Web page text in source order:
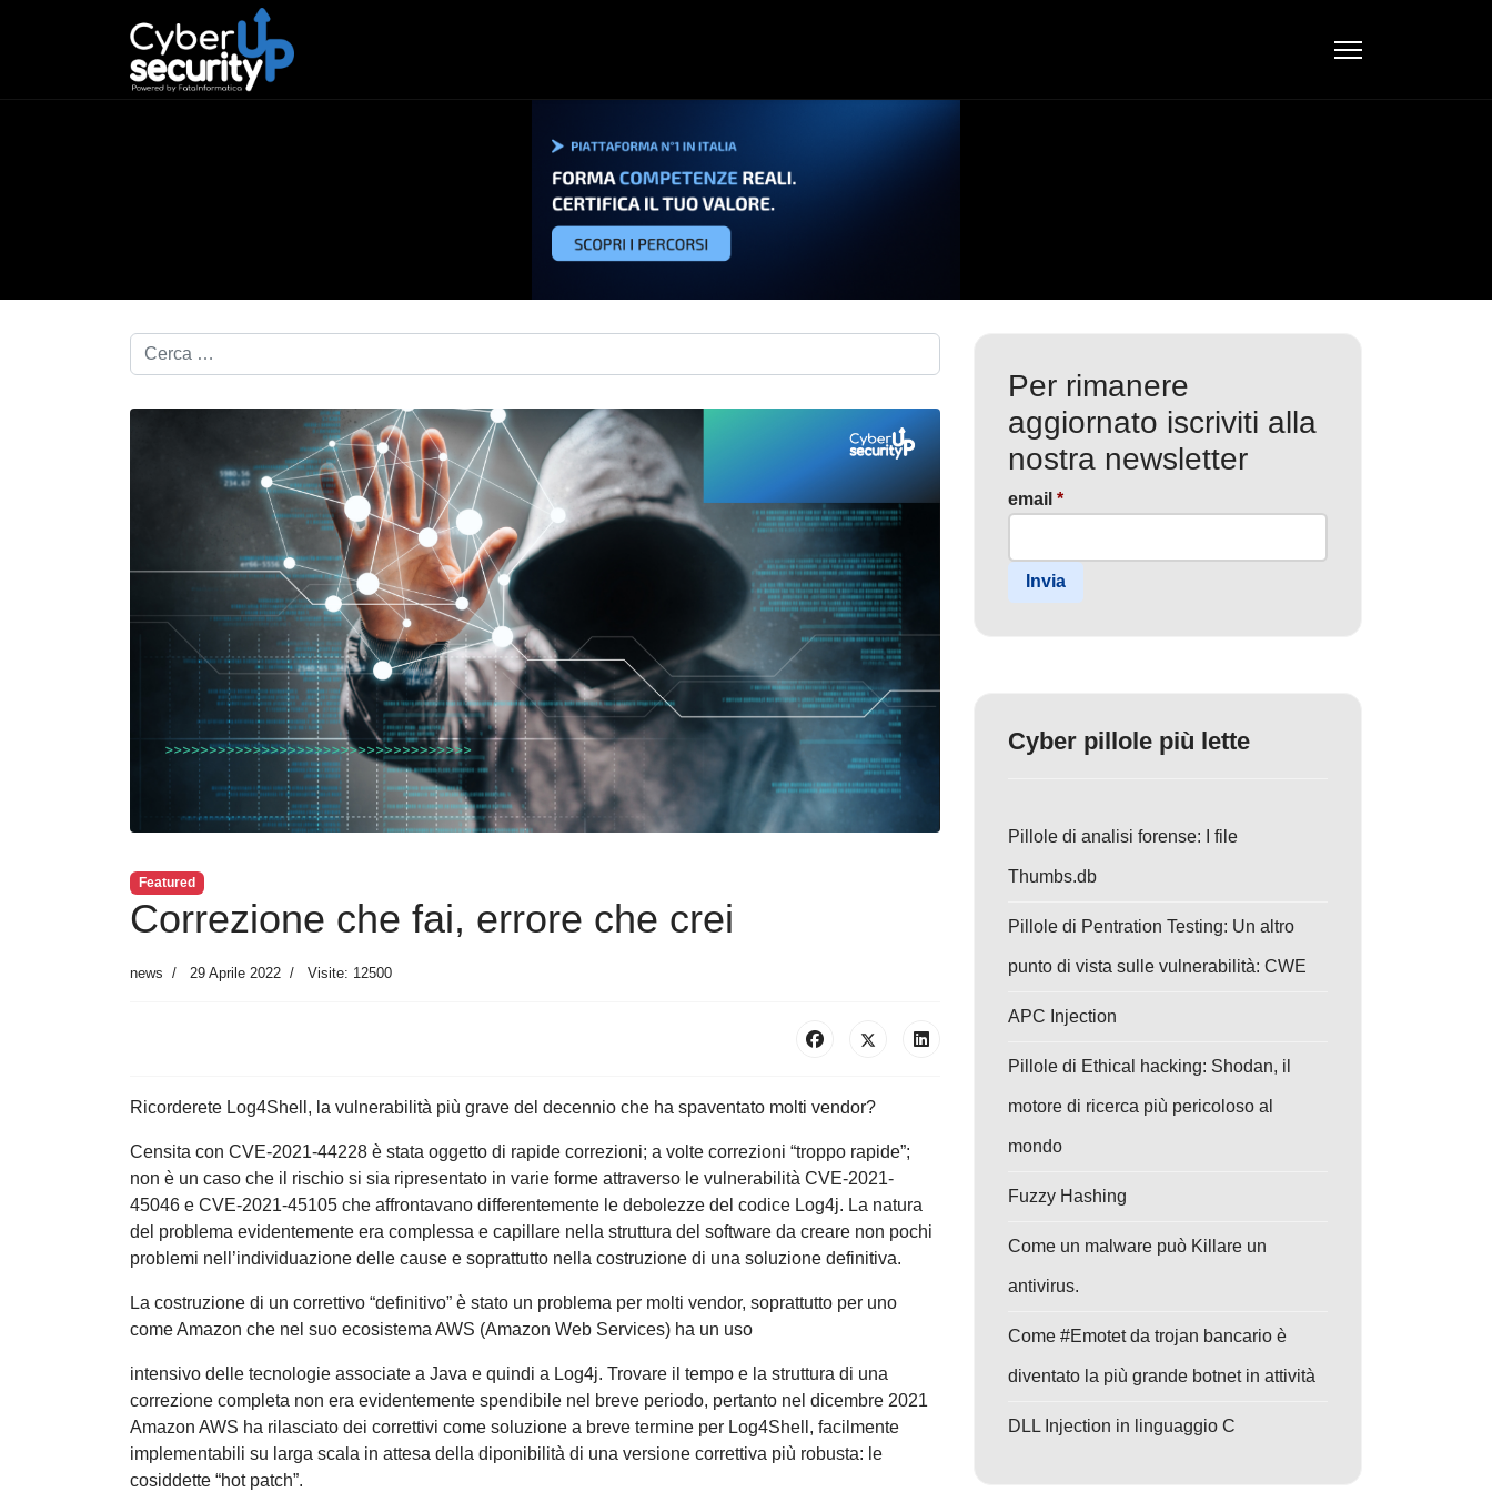
Cerca nel blog...
Featured
Correzione che fai, errore che crei
news 29 Aprile 2022 Visite: 12500
Ricorderete Log4Shell, la vulnerabilità più grave del decennio che ha spaventato molti vendor?
Censita con CVE-2021-44228 è stata oggetto di rapide correzioni; a volte correzioni “troppo rapide”;
non è un caso che il rischio si sia ripresentato in varie forme attraverso le vulnerabilità CVE-2021-
45046 e CVE-2021-45105 che affrontavano differentemente le debolezze del codice Log4j. La natura
del problema evidentemente era complessa e capillare nella struttura del software da creare non pochi
problemi nell’individuazione delle cause e soprattutto nella costruzione di una soluzione definitiva.
La costruzione di un correttivo “definitivo” è stato un problema per molti vendor, soprattutto per uno
come Amazon che nel suo ecosistema AWS (Amazon Web Services) ha un uso
intensivo delle tecnologie associate a Java e quindi a Log4j. Trovare il tempo e la struttura di una
correzione completa non era evidentemente spendibile nel breve periodo, pertanto nel dicembre 2021
Amazon AWS ha rilasciato dei correttivi come soluzione a breve termine per Log4Shell, facilmente
implementabili su larga scala in attesa della diponibilità di una versione correttiva più robusta: le
cosiddette “hot patch”.
Per rimanere
aggiornato iscriviti alla
nostra newsletter
email *
Invia
Cyber pillole più lette
Pillole di analisi forense: I file
Thumbs.db
Pillole di Pentration Testing: Un altro
punto di vista sulle vulnerabilità: CWE
APC Injection
Pillole di Ethical hacking: Shodan, il
motore di ricerca più pericoloso al
mondo
Fuzzy Hashing
Come un malware può Killare un
antivirus.
Come #Emotet da trojan bancario è
diventato la più grande botnet in attività
DLL Injection in linguaggio C